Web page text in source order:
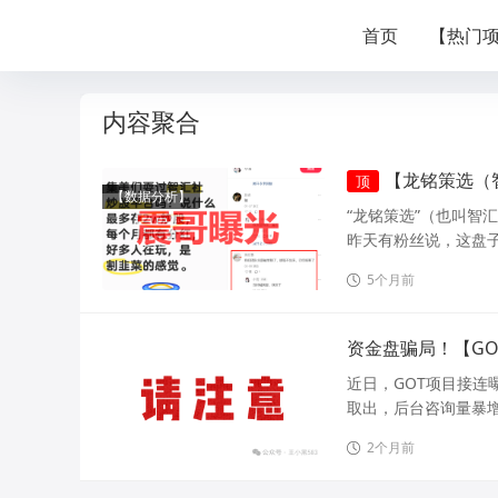
首页 【热门
内容聚合
【数据分析】
顶 【龙铭策选
“龙铭策选”（也叫智
昨天有粉丝说，这盘
5个月前
资金盘骗局！【
近日，GOT项目接连
取出，后台咨询量暴
2个月前